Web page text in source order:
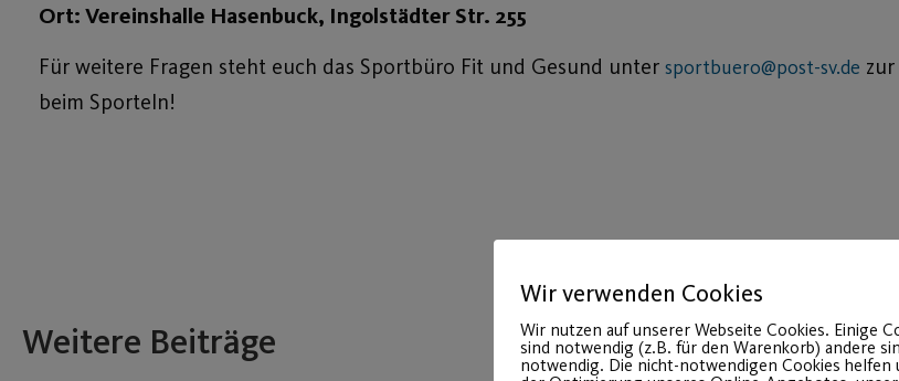
Ort: Vereinshalle Hasenbuck, Ingolstädter Str. 255
Für weitere Fragen steht euch das Sportbüro Fit und Gesund unter sportbuero@post-sv.de
beim Sporteln!
Weitere Beiträge
Wir verwenden Cookies
Wir nutzen auf unserer Webseite Cookies. Einige
sind notwendig (z.B. für den Warenkorb) andere
notwendig. Die nicht-notwendigen Cookies helfen